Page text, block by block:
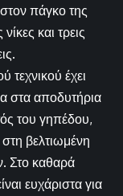
πάγκο της
και τρεις
τεχνικού έχει
στα αποδυτήρια
του γηπέδου,
βελτιωμένη
Στο καθαρά
ευχάριστα για